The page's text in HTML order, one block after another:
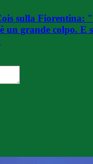
sulla Fiorentina:
un grande colpo. E